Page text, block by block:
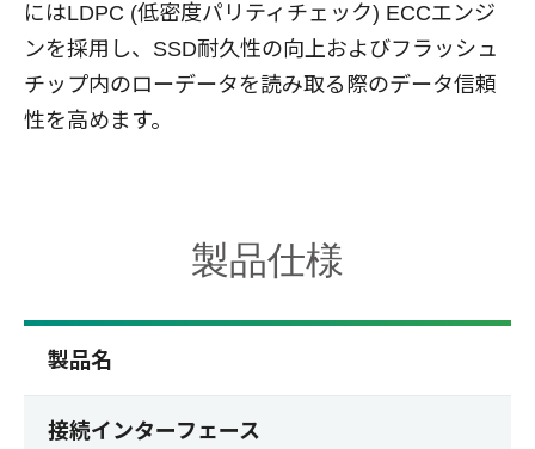
にはLDPC (低密度パリティチェック) ECCエンジ
ンを採用し、SSD耐久性の向上およびフラッシュ
チップ内のローデータを読み取る際のデータ信頼
性を高めます。
製品仕様
製品名
接続インターフェース